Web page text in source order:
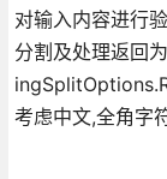
对输入内容进行
分割及处理返回
考虑中文,全角字